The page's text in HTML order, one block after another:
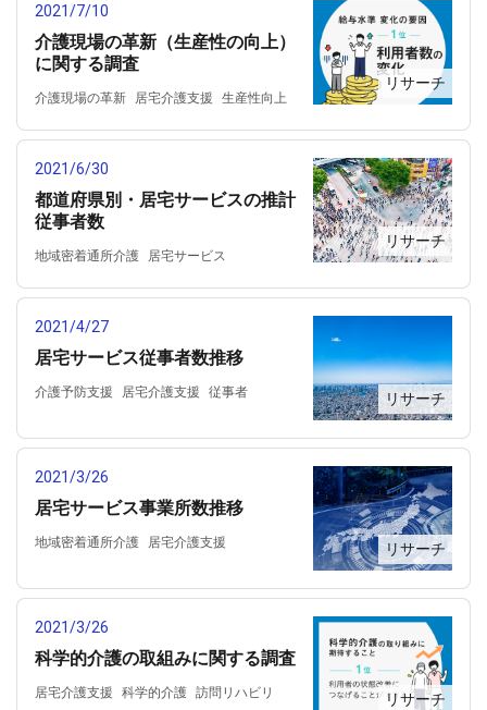
小規模多機能型居宅介護事業所
特定施設入所者生活介護 訪問介護
認知症対応型共同生活介護
通所介護
リサーチ
2021/7/10
介護現場の革新 居宅介護支援
生産性向上
介護現場の革新（生産性の向上）
に関する調査
リサーチ
2021/6/30
地域密着通所介護
居宅サービス
訪問看護 通所リハビリ
通所リハビリテーション 通所介護
都道府県別・居宅サービスの推計
従事者数
リサーチ
2021/4/27
介護予防支援 居宅介護支援
従事者
短期入所生活介護 福祉用具貸与
訪問看護
居宅サービス従事者数推移
リサーチ
2021/3/26
地域密着通所介護
居宅介護支援
福祉用具貸与 訪問リハビリ 訪問介護
通所介護
居宅サービス事業所数推移
リサーチ
2021/3/26
居宅介護支援 科学的介護 訪問リハビリ
科学的介護の取組みに関する調査